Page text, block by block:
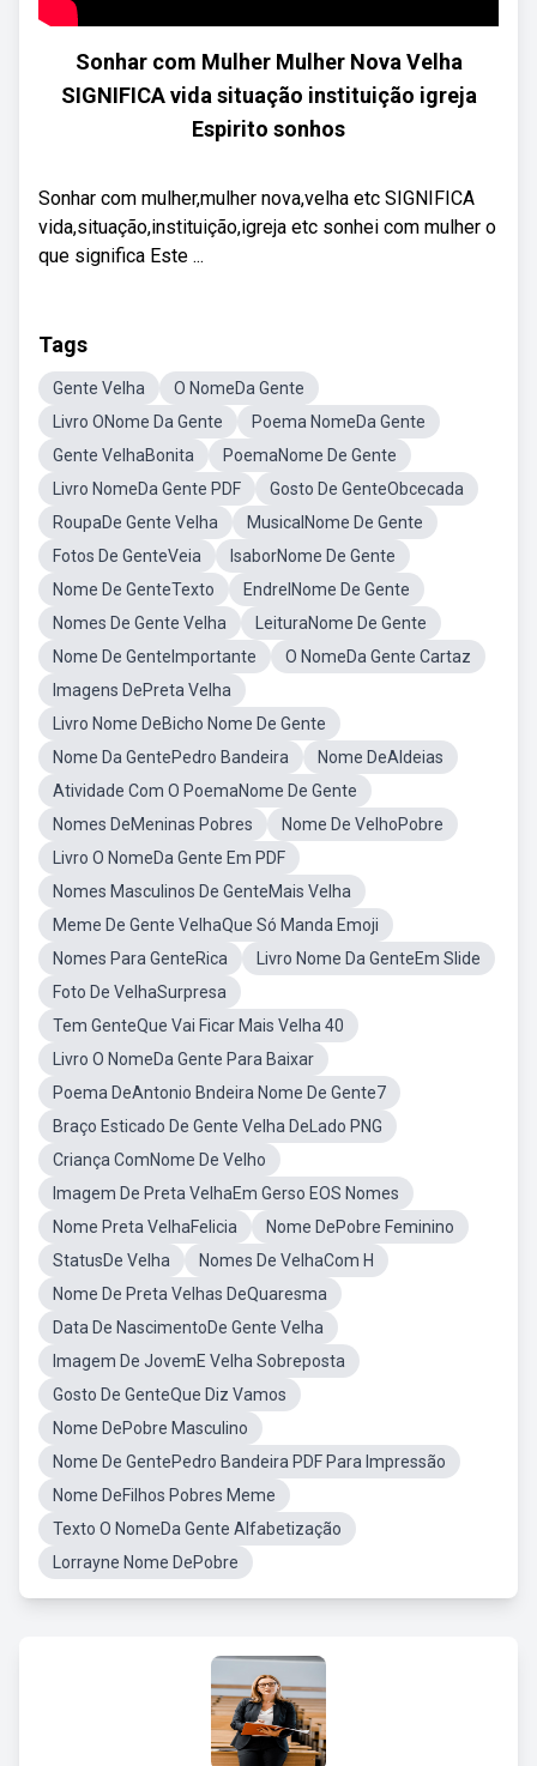
Sonhar com Mulher Mulher Nova Velha
SIGNIFICA vida situação instituição igreja
Espirito sonhos
Sonhar com mulher,mulher nova,velha etc SIGNIFICA
vida,situação,instituição,igreja etc sonhei com mulher o
que significa Este ...
Tags
Gente Velha
O NomeDa Gente
Livro ONome Da Gente
Poema NomeDa Gente
Gente VelhaBonita
PoemaNome De Gente
Livro NomeDa Gente PDF
Gosto De GenteObcecada
RoupaDe Gente Velha
MusicalNome De Gente
Fotos De GenteVeia
IsaborNome De Gente
Nome De GenteTexto
EndrelNome De Gente
Nomes De Gente Velha
LeituraNome De Gente
Nome De GenteImportante
O NomeDa Gente Cartaz
Imagens DePreta Velha
Livro Nome DeBicho Nome De Gente
Nome Da GentePedro Bandeira
Nome DeAldeias
Atividade Com O PoemaNome De Gente
Nomes DeMeninas Pobres
Nome De VelhoPobre
Livro O NomeDa Gente Em PDF
Nomes Masculinos De GenteMais Velha
Meme De Gente VelhaQue Só Manda Emoji
Nomes Para GenteRica
Livro Nome Da GenteEm Slide
Foto De VelhaSurpresa
Tem GenteQue Vai Ficar Mais Velha 40
Livro O NomeDa Gente Para Baixar
Poema DeAntonio Bndeira Nome De Gente7
Braço Esticado De Gente Velha DeLado PNG
Criança ComNome De Velho
Imagem De Preta VelhaEm Gerso EOS Nomes
Nome Preta VelhaFelicia
Nome DePobre Feminino
StatusDe Velha
Nomes De VelhaCom H
Nome De Preta Velhas DeQuaresma
Data De NascimentoDe Gente Velha
Imagem De JovemE Velha Sobreposta
Gosto De GenteQue Diz Vamos
Nome DePobre Masculino
Nome De GentePedro Bandeira PDF Para Impressão
Nome DeFilhos Pobres Meme
Texto O NomeDa Gente Alfabetização
Lorrayne Nome DePobre